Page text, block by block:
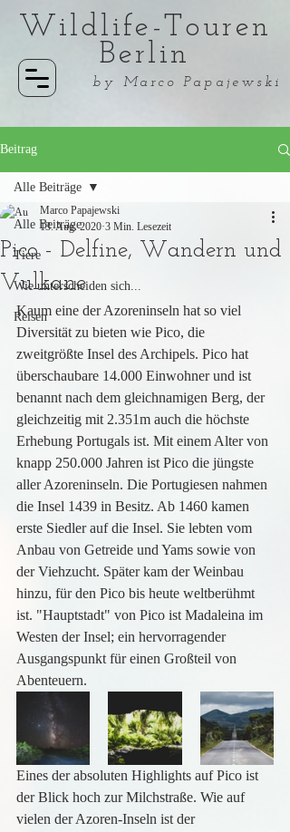
Wildlife-Touren
Berlin
by Marco Papajewski
Beitrag
Alle Beiträge
Tiere
Wie unterscheiden sich...
Reisen
Alle Beiträge
Pico - Delfine, Wandern und
Vulkane
Marco Papajewski
13. Aug. 2020 3 Min. Lesezeit
Kaum eine der Azoreninseln hat so viel
Diversität zu bieten wie Pico, die
zweitgrößte Insel des Archipels. Pico hat
überschaubare 14.000 Einwohner und ist
benannt nach dem gleichnamigen Berg, der
gleichzeitig mit 2.351m auch die höchste
Erhebung Portugals ist. Mit einem Alter von
knapp 250.000 Jahren ist Pico die jüngste
aller Azoreninseln. Die Portugiesen nahmen
die Insel 1439 in Besitz. Ab 1460 kamen
erste Siedler auf die Insel. Sie lebten vom
Anbau von Getreide und Yams sowie von
der Viehzucht. Später kam der Weinbau
hinzu, für den Pico bis heute weltberühmt
ist. "Hauptstadt" von Pico ist Madaleina im
Westen der Insel; ein hervorragender
Ausgangspunkt für einen Großteil von
Abenteuern.
Eines der absoluten Highlights auf Pico ist
der Blick hoch zur Milchstraße. Wie auf
vielen der Azoren-Inseln ist der